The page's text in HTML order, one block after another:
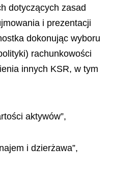
dotyczących zasad
i prezentacji
dokonując wyboru
rachunkowości
innych KSR, w tym
aktywów”,
i dzierżawa”,